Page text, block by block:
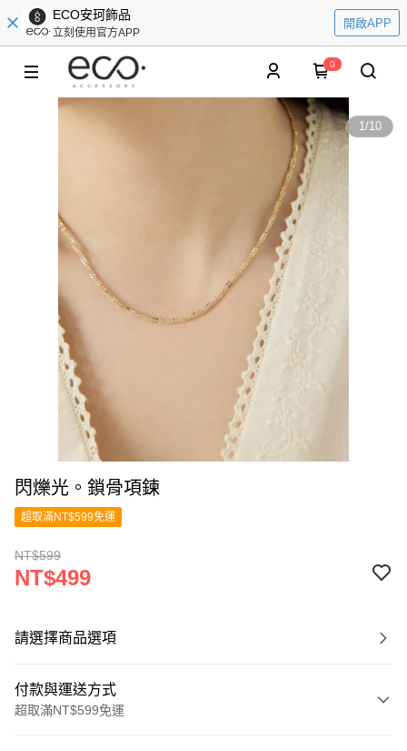
ECO安珂飾品
立刻使用官方APP
開啟APP
0
1/10
閃爍光。鎖骨項鍊
超取滿NT$599免運
NT$599
NT$499
請選擇商品選項
付款與運送方式
超取滿NT$599免運